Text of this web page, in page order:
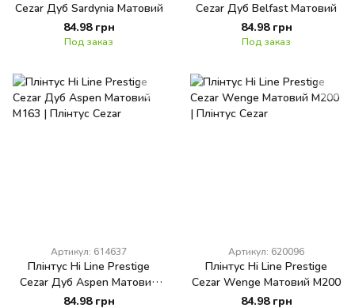
Cezar Дуб Sardynia Матовий
84.98 грн
Под заказ
Cezar Дуб Belfast Матовий
84.98 грн
Под заказ
Артикул: 614637
Плінтус Hi Line Prestige
Cezar Дуб Aspen Матовий
M163
84.98 грн
Артикул: 620096
Плінтус Hi Line Prestige
Cezar Wenge Матовий M200
84.98 грн